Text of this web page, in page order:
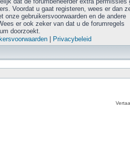
Voordat u gaat registeren, wees er dan
onze gebruikersvoorwaarden en de andere
er ook zeker van dat u de forumregels
doorzoekt.
Privacybeleid